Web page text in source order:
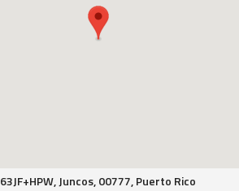
63JF+HPW, Juncos, 00777, Puerto Rico